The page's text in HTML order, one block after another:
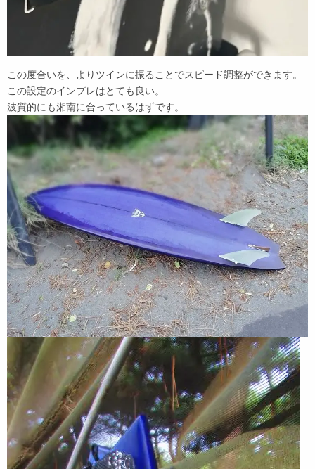
この度合いを、よりツインに振ることでスピード調整ができます。
この設定のインプレはとても良い。
波質的にも湘南に合っているはずです。